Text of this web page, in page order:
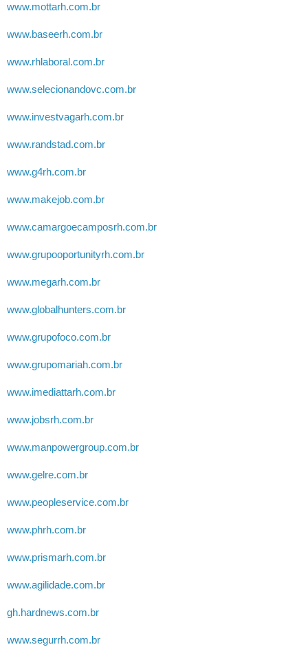
www.mottarh.com.br
www.baseerh.com.br
www.rhlaboral.com.br
www.selecionandovc.com.br
www.investvagarh.com.br
www.randstad.com.br
www.g4rh.com.br
www.makejob.com.br
www.camargoecamposrh.com.br
www.grupooportunityrh.com.br
www.megarh.com.br
www.globalhunters.com.br
www.grupofoco.com.br
www.grupomariah.com.br
www.imediattarh.com.br
www.jobsrh.com.br
www.manpowergroup.com.br
www.gelre.com.br
www.peopleservice.com.br
www.phrh.com.br
www.prismarh.com.br
www.agilidade.com.br
gh.hardnews.com.br
www.segurrh.com.br